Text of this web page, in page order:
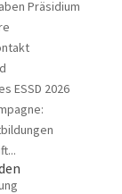
Präsidium
ESSD 2026